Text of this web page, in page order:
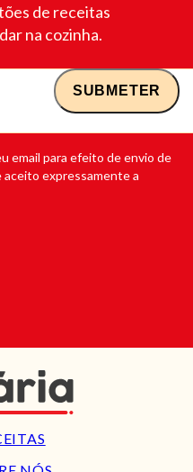
de receitas
na cozinha.
email para efeito de envio de
expressamente a